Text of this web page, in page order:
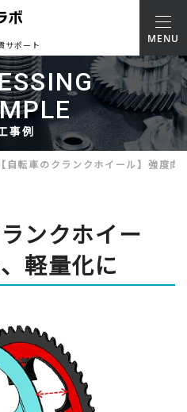
サポート
事例
【自転車のクランクホイール】強度向
ンクホイー
軽量化に